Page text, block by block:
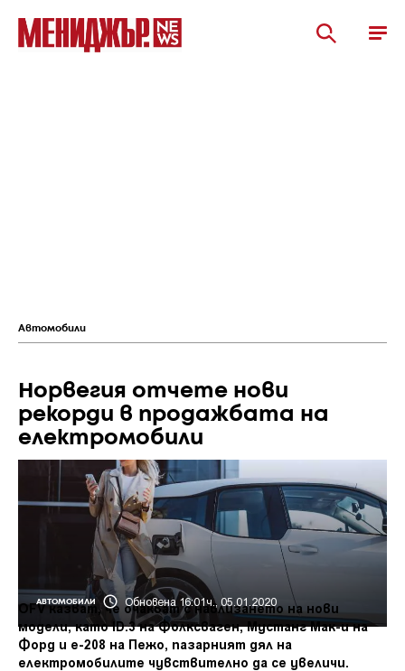
Автомобили
Норвегия отчете нови
рекорди в продажбата на
електромобили
АВТОМОБИЛИ Обновена 16:01ч., 05.01.2020
OFV казват, че очакват с навлизането на нови
модели, като ID.3 на Фолксваген, Мустанг Мак-и на
Форд и е-208 на Пежо, пазарният дял на
електромобилите чувствително да се увеличи.